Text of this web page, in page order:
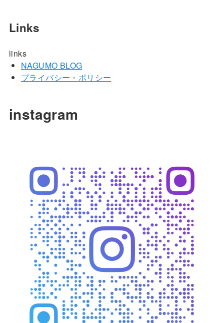
Links
links
NAGUMO BLOG
プライバシー・ポリシー
instagram